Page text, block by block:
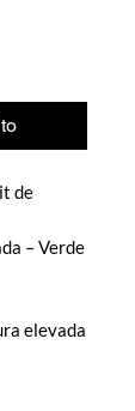
de
– Verde
elevada